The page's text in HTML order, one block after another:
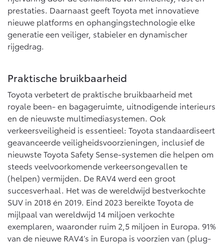
Vanaf € 46.301,- Vanaf € 56.570,-
Land Cruiser (excl. BTW)
Vanaf € 89.986,-
prestaties. Daarnaast geeft Toyota met innovatieve
nieuwe platforms en ophangingstechnologie elke
generatie een veiliger, stabieler en dynamischer
rijgedrag.
Praktische bruikbaarheid
Toyota verbetert de praktische bruikbaarheid met
royale been- en bagageruimte, uitnodigende interieurs
en de nieuwste multimediasystemen. Ook
verkeersveiligheid is essentieel: Toyota standaardiseert
geavanceerde veiligheidsvoorzieningen, inclusief de
nieuwste Toyota Safety Sense-systemen die helpen om
steeds veelvoorkomende verkeersongevallen te
(helpen) vermijden. De RAV4 werd een groot
succesverhaal. Het was de wereldwijd bestverkochte
SUV in 2018 én 2019. Eind 2023 bereikte Toyota de
mijlpaal van wereldwijd 14 miljoen verkochte
exemplaren, waaronder ruim 2,5 miljoen in Europa. 91%
van de nieuwe RAV4’s in Europa is voorzien van (plug-